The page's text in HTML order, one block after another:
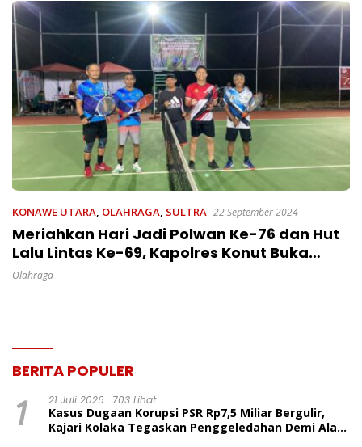
Hidup Sehat
KONAWE UTARA, OLAHRAGA, SULTRA 22 September 2024
Meriahkan Hari Jadi Polwan Ke-76 dan Hut
Lalu Lintas Ke-69, Kapolres Konut Buka
Turnamen Tennis Oheo Champions
Olahraga
BERITA POPULER
1 21 Juli 2026 703 Lihat
Kasus Dugaan Korupsi PSR Rp7,5 Miliar Bergulir,
Kajari Kolaka Tegaskan Penggeledahan Demi Alat